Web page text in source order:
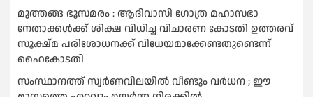
മുത്തങ്ങ ഭൂസമരം : ആദിവാസി ഗോത്ര മഹാസഭാ
നേതാക്കള്‍ക്ക് ശിക്ഷ വിധിച്ച വിചാരണ കോടതി ഉത്തരവ്
സൂക്ഷ്മ പരിശോധനക്ക് വിധേയമാക്കേണ്ടതുണ്ടെന്ന്
ഹൈകോടതി
സംസ്ഥാനത്ത് സ്വര്‍ണവിലയില്‍ വീണ്ടും വര്‍ധന ; ഈ